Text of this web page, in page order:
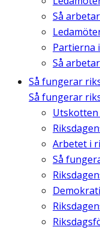
Så
Partierna
Så
Så fungerar
Så fungerar
Utskotten
Arbetet i
Så
Demokrati